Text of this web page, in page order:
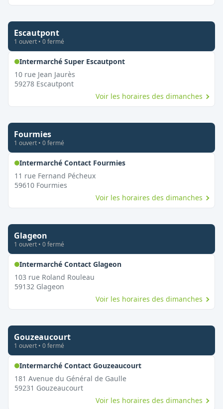
Escautpont
1 ouvert • 0fermé
Intermarché Super Escautpont,
10 rue Jean Jaurès
59278 Escautpont
Voir les horaires des dimanches
Fourmies
1 ouvert • 0fermé
Intermarché Contact Fourmies,
11 rue Fernand Pécheux
59610 Fourmies
Voir les horaires des dimanches
Glageon
1 ouvert • 0fermé
Intermarché Contact Glageon,
103 rue Roland Rouleau
59132 Glageon
Voir les horaires des dimanches
Gouzeaucourt
1 ouvert • 0fermé
Intermarché Contact Gouzeaucourt,
181 Avenue du Général de Gaulle
59231 Gouzeaucourt
Voir les horaires des dimanches